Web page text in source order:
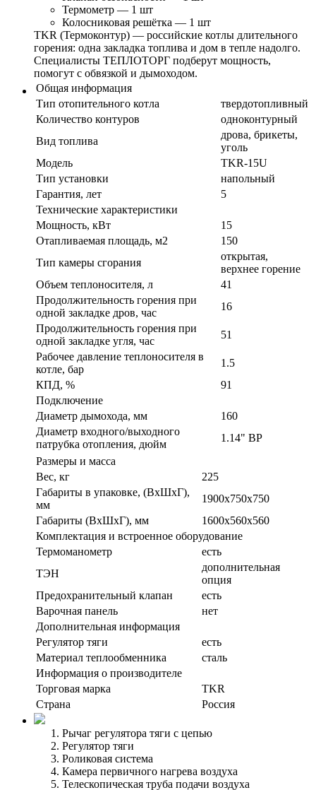
Термометр — 1 шт
Колосниковая решётка — 1 шт
TKR (Термоконтур) — российские котлы длительного
горения: одна закладка топлива и дом в тепле надолго.
Специалисты ТЕПЛОТОРГ подберут мощность,
помогут с обвязкой и дымоходом.
Общая информация
Тип отопительного котла
твердотопливный
Количество контуров
одноконтурный
Вид топлива
дрова, брикеты,
уголь
Модель
TKR-15U
Тип установки
напольный
Гарантия, лет
5
Технические характеристики
Мощность, кВт
15
Отапливаемая площадь, м2
150
Тип камеры сгорания
открытая,
верхнее горение
Объем теплоносителя, л
41
Продолжительность горения при
одной закладке дров, час
16
Продолжительность горения при
одной закладке угля, час
51
Рабочее давление теплоносителя в
котле, бар
1.5
КПД, %
91
Подключение
Диаметр дымохода, мм
160
Диаметр входного/выходного
патрубка отопления, дюйм
1.14" ВР
Размеры и масса
Вес, кг
225
Габариты в упаковке, (ВхШхГ),
мм
1900х750х750
Габариты (ВxШxГ), мм
1600x560x560
Комплектация и встроенное оборудование
Термоманометр
есть
ТЭН
дополнительная
опция
Предохранительный клапан
есть
Варочная панель
нет
Дополнительная информация
Регулятор тяги
есть
Материал теплообменника
сталь
Информация о производителе
Торговая марка
TKR
Страна
Россия
Рычаг регулятора тяги с цепью
Регулятор тяги
Роликовая система
Камера первичного нагрева воздуха
Телескопическая труба подачи воздуха